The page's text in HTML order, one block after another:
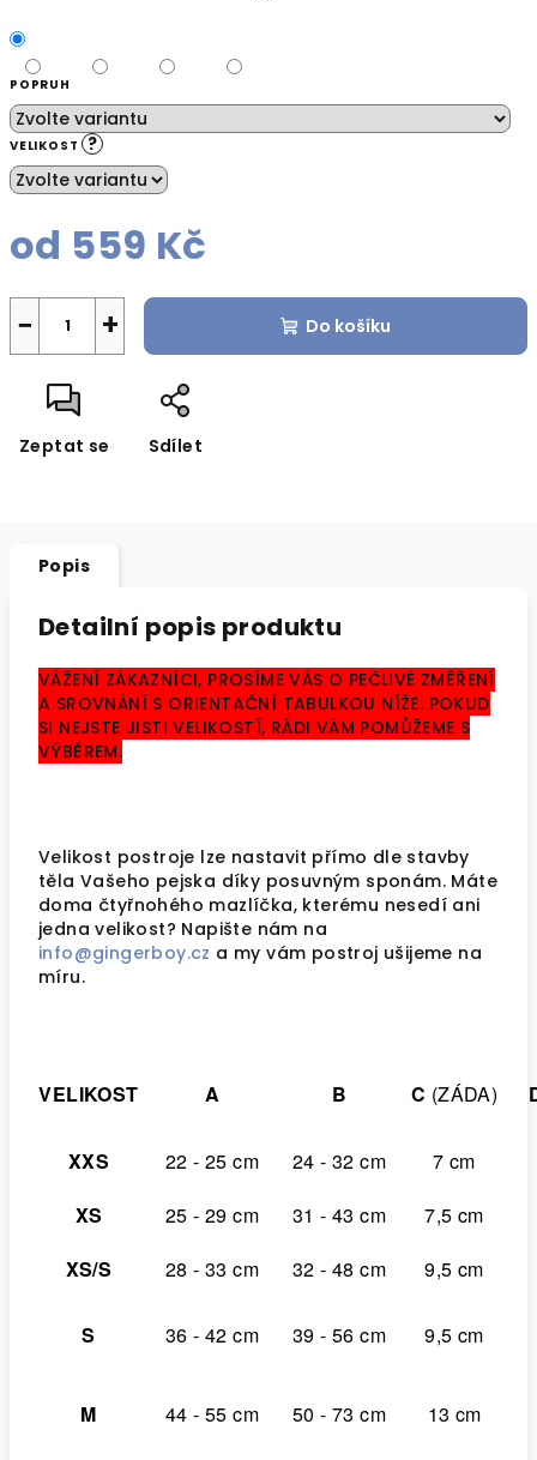
POPRUH
VELIKOST ?
od 559 Kč
+
− Do košíku
Zeptat se Sdílet
Popis
Detailní popis produktu
VÁŽENÍ ZÁKAZNÍCI, PROSÍME VÁS O PEČLIVÉ ZMĚŘENÍ
A SROVNÁNÍ S ORIENTAČNÍ TABULKOU NÍŽE. POKUD
SI NEJSTE JISTI VELIKOSTÍ, RÁDI VÁM POMŮŽEME S
VÝBĚREM.
Velikost postroje lze nastavit přímo dle stavby
těla Vašeho pejska díky posuvným sponám. Máte
doma čtyřnohého mazlíčka, kterému nesedí ani
jedna velikost? Napište nám na
info@gingerboy.cz a my vám postroj ušijeme na
míru.
VELIKOST A B C (ZÁDA)
XXS 22 - 25 cm 24 - 32 cm
7 cm
XS
25 - 29 cm 31 - 43 cm
7,5 cm
XS/S
28 - 33 cm 32 - 48 cm 9,5 cm
S 36 - 42 cm 39 - 56 cm 9,5 cm
M 44 - 55 cm 50 - 73 cm 13 cm